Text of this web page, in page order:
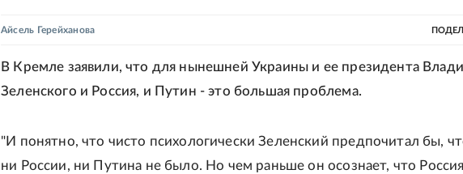
Айсель Герейханова
В Кремле заявили, что для нынешней Украины и ее президента
Зеленского и Россия, и Путин - это большая проблема.
"И понятно, что чисто психологически Зеленский предпочитал бы,
ни России, ни Путина не было. Но чем раньше он осознает, что